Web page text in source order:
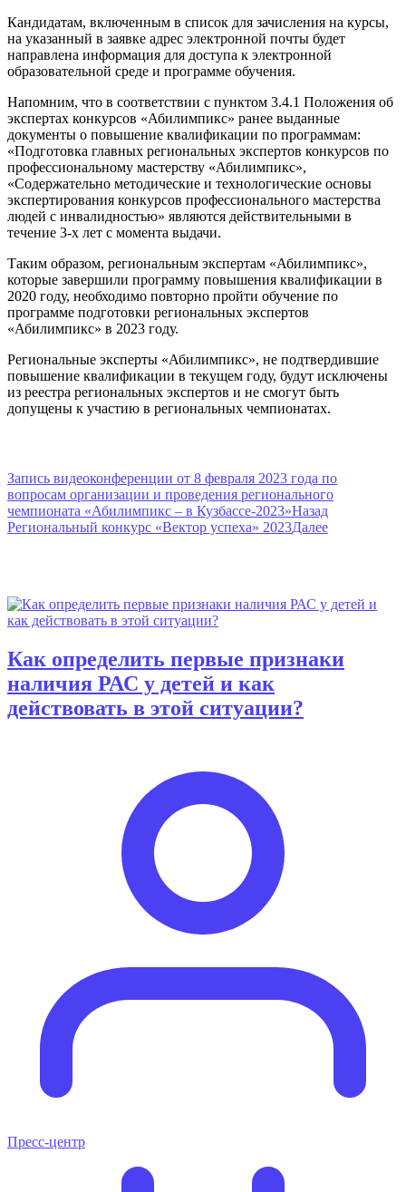
Кандидатам, включенным в список для зачисления на курсы,
на указанный в заявке адрес электронной почты будет
направлена информация для доступа к электронной
образовательной среде и программе обучения.
Напомним, что в соответствии с пунктом 3.4.1 Положения об
экспертах конкурсов «Абилимпикс» ранее выданные
документы о повышение квалификации по программам:
«Подготовка главных региональных экспертов конкурсов по
профессиональному мастерству «Абилимпикс»,
«Содержательно методические и технологические основы
экспертирования конкурсов профессионального мастерства
людей с инвалидностью» являются действительными в
течение 3-х лет с момента выдачи.
Таким образом, региональным экспертам «Абилимпикс»,
которые завершили программу повышения квалификации в
2020 году, необходимо повторно пройти обучение по
программе подготовки региональных экспертов
«Абилимпикс» в 2023 году.
Региональные эксперты «Абилимпикс», не подтвердившие
повышение квалификации в текущем году, будут исключены
из реестра региональных экспертов и не смогут быть
допущены к участию в региональных чемпионатах.
Навигация
по
записям
Запись видеоконференции от 8 февраля 2023 года по
вопросам организации и проведения регионального
чемпионата «Абилимпикс – в Кузбассе-2023»Назад
Региональный конкурс «Вектор успеха» 2023Далее
Как определить первые признаки
наличия РАС у детей и как
действовать в этой ситуации?
Пресс-центр